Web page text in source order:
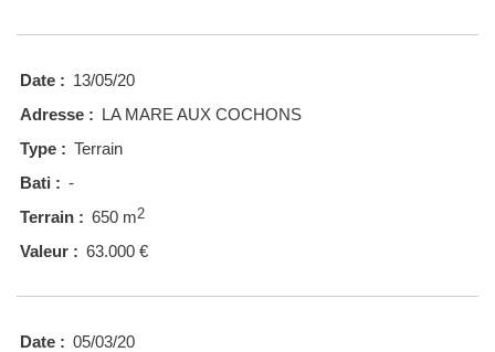
Date : 13/05/20
Adresse : LA MARE AUX COCHONS
Type : Terrain
Bati : -
Terrain : 650 m2
Valeur : 63.000 €
Date : 05/03/20